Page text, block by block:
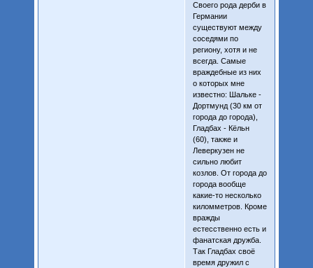
Своего рода дерби в
Германии
существуют между
соседями по
региону, хотя и не
всегда. Самые
враждебные из них
о которых мне
известно: Шальке -
Дортмунд (30 км от
города до города),
Гладбах - Кёльн
(60), также и
Леверкузен не
сильно любит
козлов. От города до
города вообще
какие-то несколько
киломметров. Кроме
вражды
естесственно есть и
фанатская дружба.
Так Гладбах своё
время дружил с